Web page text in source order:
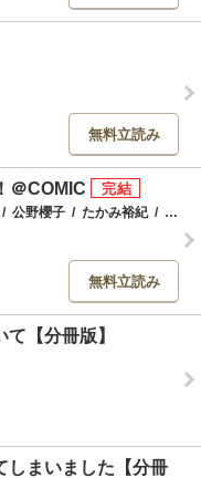
無料立読み
＠COMIC
/ 公野櫻子 / たかみ裕紀 /
無料立読み
【分冊版】
しまいました【分冊